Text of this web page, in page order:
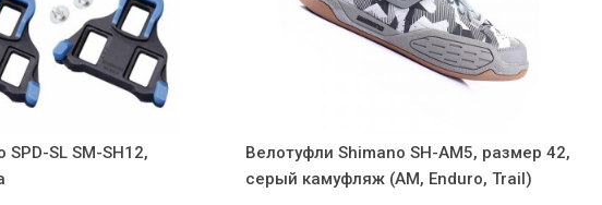
SL SM-SH12,
Велотуфли Shimano SH-AM5, размер 42,
серый камуфляж (AM, Enduro, Trail)